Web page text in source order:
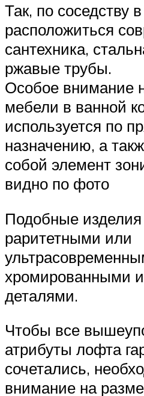
Так, по соседству
расположиться
сантехника,
ржавые трубы.
Особое внимание
мебели в ванной
используется по
назначению, а
собой элемент
видно по фото
Подобные
раритетными или
хромированными
деталями.
Чтобы все
атрибуты лофта
сочетались,
внимание на